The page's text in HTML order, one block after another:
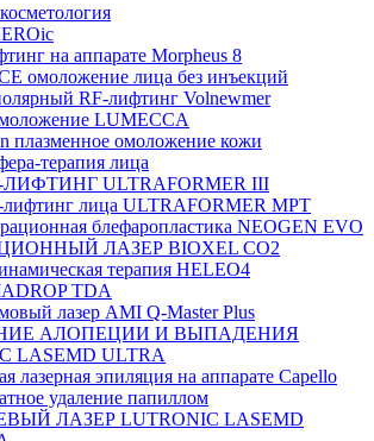
на аппарате Morpheus 8
омоложение лица без инъекций
RF-лифтинг Volnewmer
LUMECCA
плазменное омоложение кожи
терапия лица
ЛИФТИНГ ULTRAFORMER III
лифтинг лица ULTRAFORMER MPT
блефаропластика NEOGEN EVO
ЛАЗЕР BIOXEL CO2
терапия HELEO4
TDA
лазер AMI Q-Master Plus
АЛОПЕЦИИ И ВЫПАДЕНИЯ
LASEMD ULTRA
лазерная эпиляция на аппарате Capello
удаление папиллом
ЛАЗЕР LUTRONIC LASEMD